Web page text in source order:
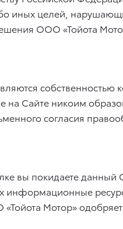
иных целей,
ООО «Тойота
собственностью
Сайте никоим
согласия
вы покидаете
информационные
Мотор»